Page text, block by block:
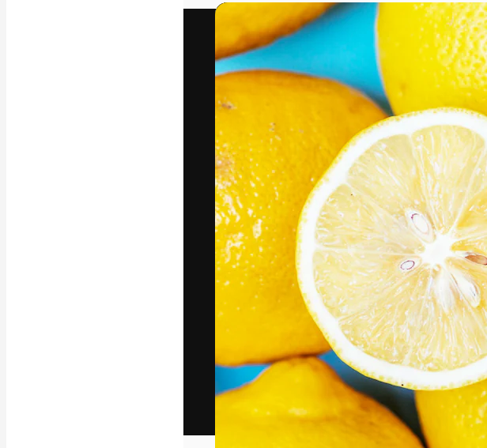
Video's
Filmmateriaal
Dynamische afbeeldingen
Videosjablonen
Iconen
3D-modellen
Het creatieve platform om je beste werk te
creëren. Meer dan 1 miljoen abonnees
onder creatievelingen, ondernemingen,
bureaus en studio's.
Nederlands
Copyright © 2010-2026Freepik Company S.L.U.